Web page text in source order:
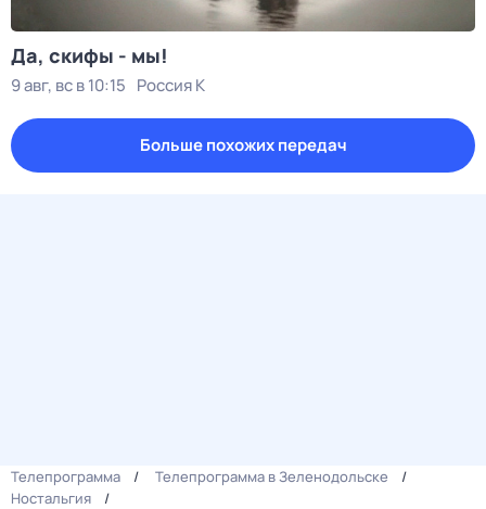
Да, скифы - мы!
9 авг, вс в 10:15 Россия К
Больше похожих передач
Телепрограмма
Телепрограмма в Зеленодольске
Ностальгия